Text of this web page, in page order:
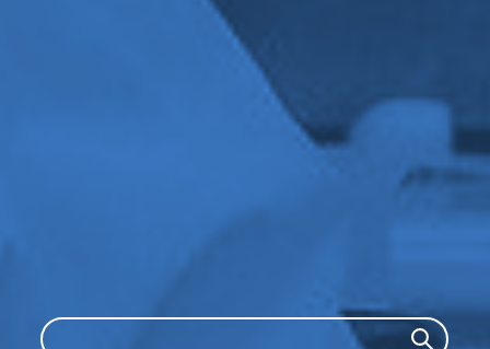
Search Search